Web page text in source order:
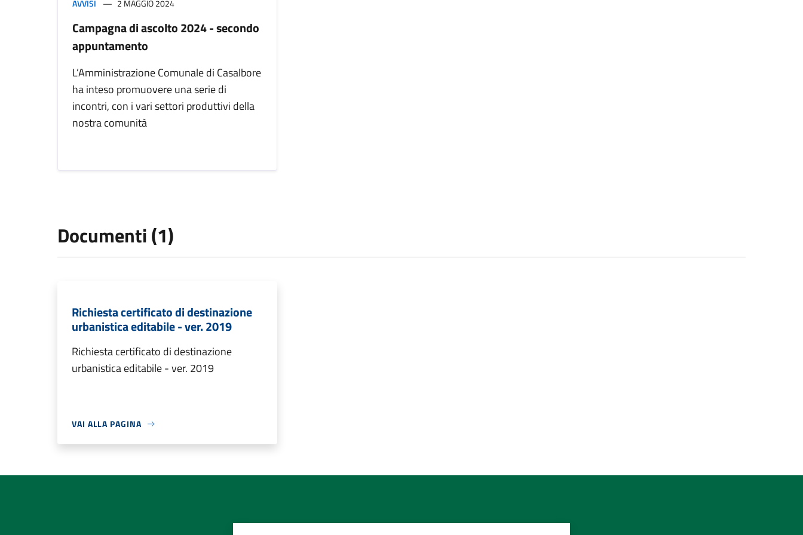
AVVISI 2 MAGGIO 2024
Campagna di ascolto 2024 - secondo
appuntamento
L’Amministrazione Comunale di Casalbore
ha inteso promuovere una serie di
incontri, con i vari settori produttivi della
nostra comunità
Documenti (1)
Richiesta certificato di destinazione
urbanistica editabile - ver. 2019
Richiesta certificato di destinazione
urbanistica editabile - ver. 2019
VAI ALLA PAGINA